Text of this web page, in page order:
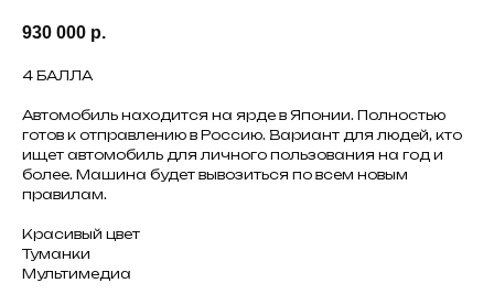
930 000 р.
4 БАЛЛА
Автомобиль находится на ярде в Японии. Полностью
готов к отправлению в Россию. Вариант для людей, кто
ищет автомобиль для личного пользования на год и
более. Машина будет вывозиться по всем новым
правилам.
Красивый цвет
Туманки
Мультимедиа